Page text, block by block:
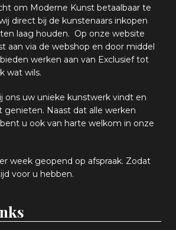
om Moderne Kunst betaalbaar te
direct bij de kunstenaars inkopen
laag houden. Op onze website
aan via de webshop en door middel
werken aan van Exclusief tot
wat wils.
ons uw unieke kunstwerk vindt en
genieten. Naast dat alle werken
bent u ook van harte welkom in onze
week geopend op afspraak. Zodat
voor u hebben.